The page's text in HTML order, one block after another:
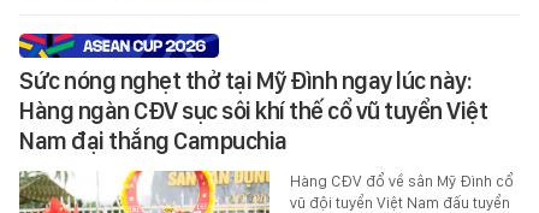
Sức nóng nghẹt thở tại Mỹ Đình ngay lúc này:
Hàng ngàn CĐV sục sôi khí thế cổ vũ tuyển Việt
Nam đại thắng Campuchia
Hàng CĐV đổ về sân Mỹ Đình cổ
vũ đội tuyển Việt Nam đấu tuyển